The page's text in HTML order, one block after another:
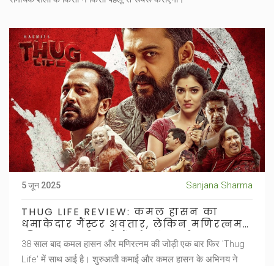
5 जून 2025 Sanjana Sharma
THUG LIFE REVIEW: कमल हासन का
धमाकेदार गैंस्टर अवतार, लेकिन मणिरत्नम
की यह वापसी दर्शकों को बांट गई
38 साल बाद कमल हासन और मणिरत्नम की जोड़ी एक बार फिर 'Thug
Life' में साथ आई है। शुरुआती कमाई और कमल हासन के अभिनय ने